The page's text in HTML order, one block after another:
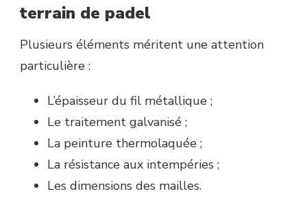
terrain de padel
Plusieurs éléments méritent une attention
particulière :
L’épaisseur du fil métallique ;
Le traitement galvanisé ;
La peinture thermolaquée ;
La résistance aux intempéries ;
Les dimensions des mailles.